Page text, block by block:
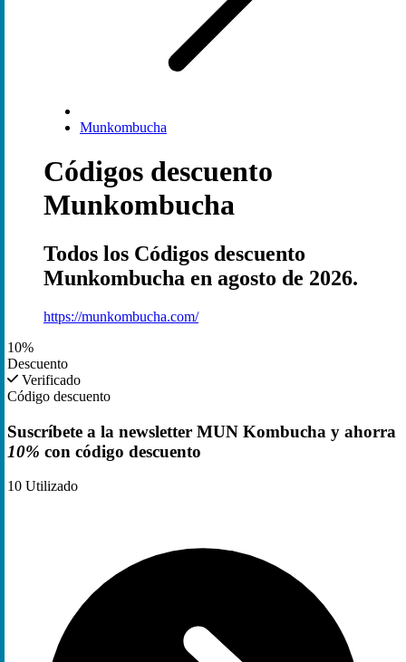
Munkombucha
Códigos descuento
Munkombucha
Todos los Códigos descuento
Munkombucha en agosto de 2026.
https://munkombucha.com/
10%
Descuento
Verificado
Código descuento
Suscríbete a la newsletter MUN Kombucha y ahorra
10% con código descuento
10 Utilizado